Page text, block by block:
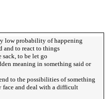
low probability of happening
and to react to things
sack, to be let go
meaning in something said or
to the possibilities of something
face and deal with a difficult